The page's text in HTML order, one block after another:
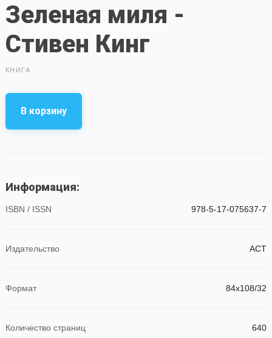
Зеленая миля -
Стивен Кинг
КНИГА
В корзину
Информация:
ISBN / ISSN 978-5-17-075637-7
Издательство АСТ
Формат 84x108/32
Количество страниц 640